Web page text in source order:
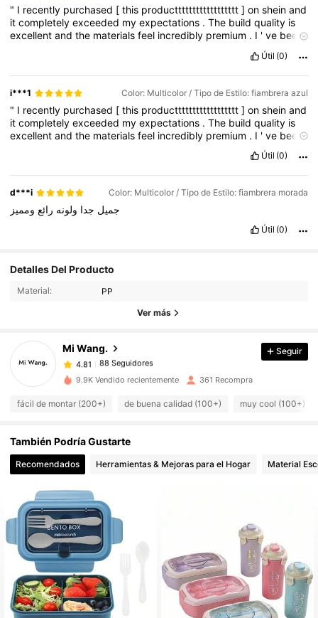
" I recently purchased [this productttttttttttttttttt]onsheinand
itcompletelyexceeded myexpectations .The buildquality is
excellentandthe materialsfeel incredibly premium . I 've been
promised
would
definitelyrecommendthistoanyonelookingforareliable,high
- quality productttttttttttttttt category]!"
Útil (0)
i***1 Color: Multicolor / Tipo de Estilo: fiambrera azul
" I recently purchased [this productttttttttttttttttt]onsheinand
itcompletelyexceeded myexpectations .The buildquality is
excellentandthe materialsfeel incredibly premium . I 've been
promised
would
definitelyrecommendthistoanyonelookingforareliable,high
-quality productttttttttttttttt category ]!"
Útil (0)
d***i Color: Multicolor / Tipo de Estilo: fiambrera morada
جميل جدا ولونه رائع ومميز
Útil (0)
Detalles Del Producto
Material: PP
Ver más
Mi Wang.
4.81 88 Seguidores
88 Seguidores
88 Seguidores
4.81
88 Seguidores
m***4
seguido
4.81
88 Seguidores
4.81 88 Seguidores
4.81 88 Seguidores
4.81 88 Seguidores
4.81
Seguir
9.9K Vendido recientemente 361 Recompra
fácil de montar (200+) de buena calidad (100+) muy cool (100+)
También Podría Gustarte
Recomendados Herramientas & Mejoras para el Hogar Material